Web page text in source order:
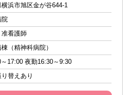
浜市旭区金が谷644-1
院
看護師
（精神科病院）
～17:00 夜勤16:30～9:30
替えあり